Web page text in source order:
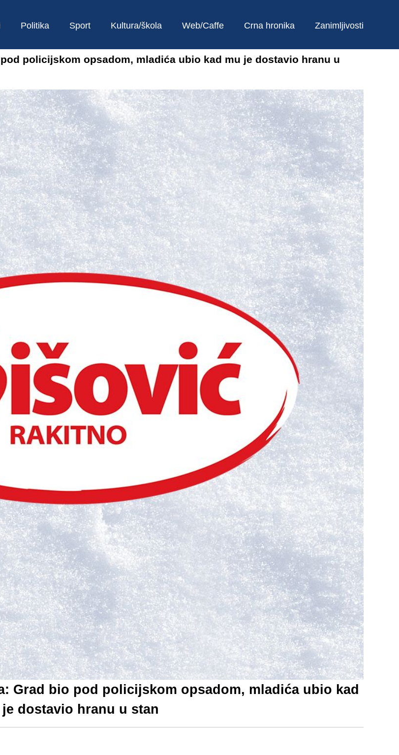
Politika Sport Kultura/škola Web/Caffe Crna hronika Zanimljivosti
policijskom opsadom, mladića ubio kad mu je dostavio hranu u
Grad bio pod policijskom opsadom, mladića ubio kad
je dostavio hranu u stan